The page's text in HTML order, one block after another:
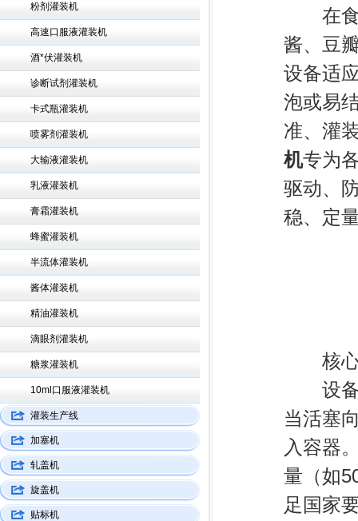
在食
酱、豆
设备适
泡或易
准、灌
机专为
驱动、
稳、定
核心
设备
当活塞
入容器
量（如
足国家
粉剂灌装机
高速口服液灌装机
酒*伏灌装机
诊断试剂灌装机
卡式瓶灌装机
喷雾剂灌装机
大输液灌装机
乳液灌装机
膏霜灌装机
蜂蜜灌装机
半流体灌装机
酱体灌装机
精油灌装机
滴眼剂灌装机
糖浆灌装机
10ml口服液灌装机
灌装生产线
加塞机
轧盖机
旋盖机
贴标机